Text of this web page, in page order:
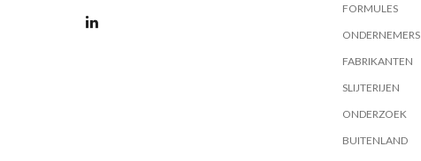
FORMULES
ONDERNEMERS
FABRIKANTEN
SLIJTERIJEN
ONDERZOEK
BUITENLAND